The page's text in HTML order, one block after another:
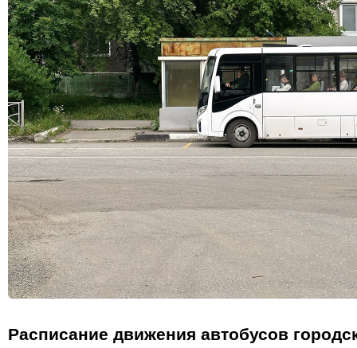
Расписание движения автобусов